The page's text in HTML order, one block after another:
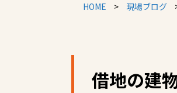
HOME > 現場ブログ
借地の建